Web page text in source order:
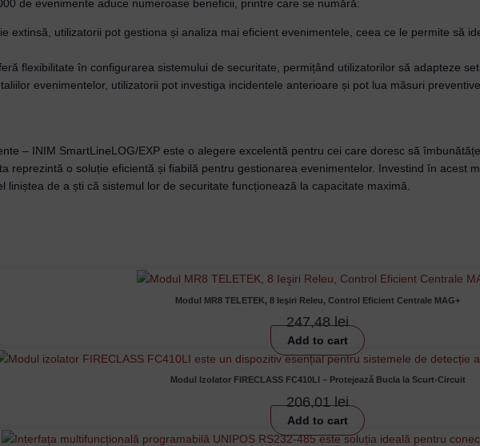
de evenimente aduce numeroase beneficii, printre care se numără:
extinsă, utilizatorii pot gestiona și analiza mai eficient evenimentele, ceea ce le permite să
flexibilitate în configurarea sistemului de securitate, permițând utilizatorilor să adapteze
evenimentelor, utilizatorii pot investiga incidentele anterioare și pot lua măsuri
– INIM SmartLineLOG/EXP este o alegere excelentă pentru cei care doresc să
reprezintă o soluție eficientă și fiabilă pentru gestionarea evenimentelor. Investind în acest
de a ști că sistemul lor de securitate funcționează la capacitate maximă.
Modul MR8 TELETEK, 8 Ieşiri Releu, Control Eficient Centrale MAG+
247,48lei
Add to cart
Modul Izolator FIRECLASS FC410LI – Protejează Bucla la Scurt-Circuit
206,01lei
Add to cart
Lost your password?